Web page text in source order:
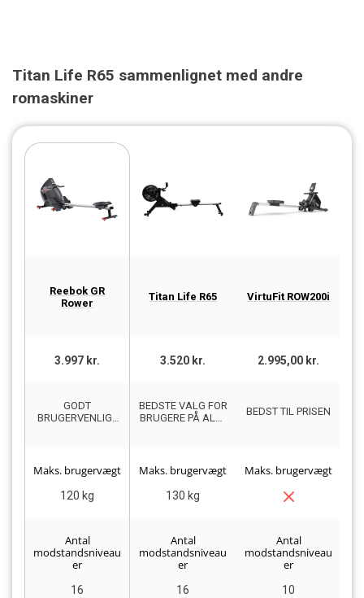
Titan Life R65 sammenlignet med andre
romaskiner
Reebok GR
Rower
Titan Life R65 VirtuFit ROW200i
3.997 kr. 3.520 kr. 2.995,00 kr.
GODT
BRUGERVENLIGT
BEDSTE VALG FOR
BRUGERE PÅ ALLE
BEDST TIL PRISEN
Maks. brugervægt
120 kg
Maks. brugervægt
130 kg
Maks. brugervægt
Antal
modstandsniveau
er
16
Antal
modstandsniveau
er
16
Antal
modstandsniveau
er
10